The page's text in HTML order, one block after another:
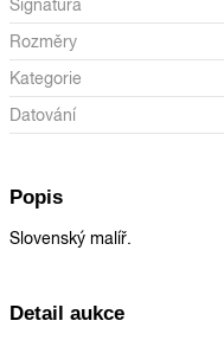
Signatura
Rozměry
Kategorie
Datování
Popis
Slovenský malíř.
Detail aukce